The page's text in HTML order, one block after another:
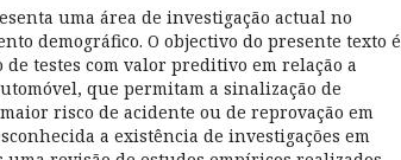
uma área de investigação actual no
demográfico. O objectivo do presente texto é
testes com valor preditivo em relação a
que permitam a sinalização de
risco de acidente ou de reprovação em
a existência de investigações em